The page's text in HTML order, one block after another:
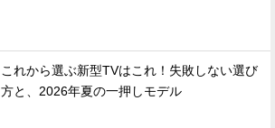
これから選ぶ新型TVはこれ！失敗しない選び
方と、2026年夏の一押しモデル